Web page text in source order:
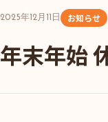
2025年12月11日 お知らせ
年末年始